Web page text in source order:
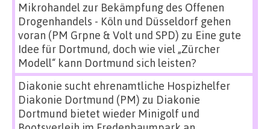
Mikrohandel zur Bekämpfung des Offenen
Drogenhandels - Köln und Düsseldorf gehen
voran (PM Grpne & Volt und SPD) zu Eine gute
Idee für Dortmund, doch wie viel „Zürcher
Modell“ kann Dortmund sich leisten?
Diakonie sucht ehrenamtliche Hospizhelfer
Diakonie Dortmund (PM) zu Diakonie
Dortmund bietet wieder Minigolf und